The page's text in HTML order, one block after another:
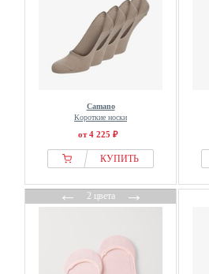
Camano
Короткие носки
от 4 225 ₽
КУПИТЬ
←2 цвета→